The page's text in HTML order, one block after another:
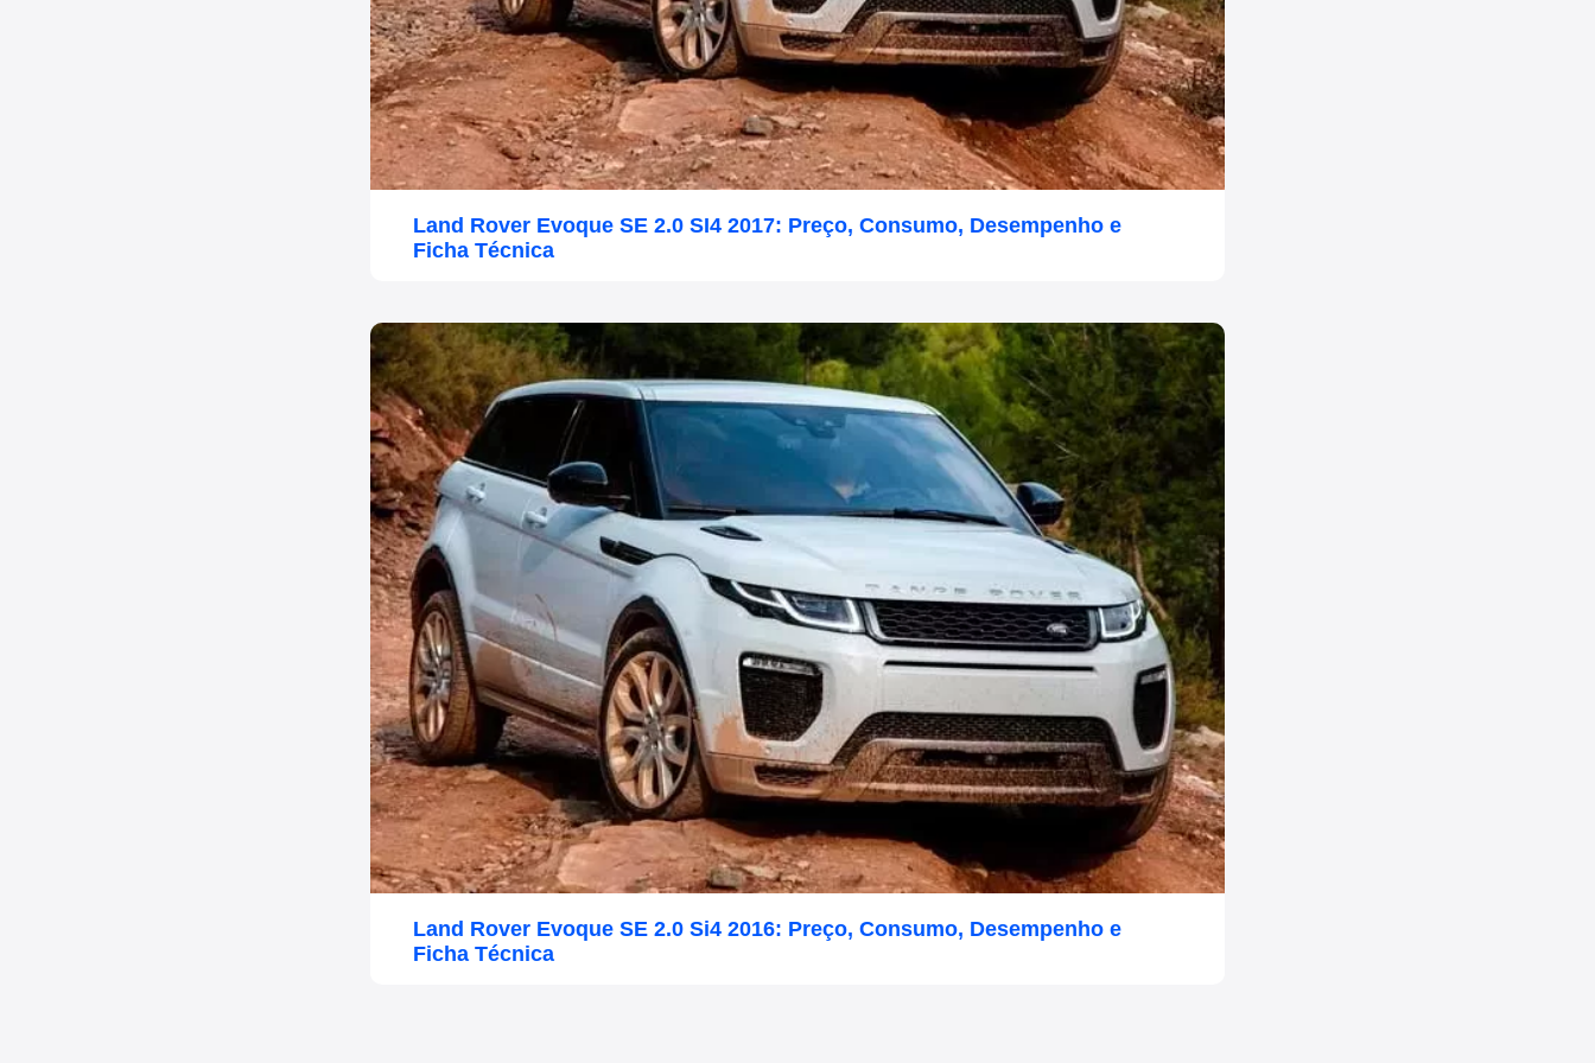
Land Rover Evoque SE 2.0 SI4 2017: Preço, Consumo, Desempenho e
Ficha Técnica
Land Rover Evoque SE 2.0 Si4 2016: Preço, Consumo, Desempenho e
Ficha Técnica